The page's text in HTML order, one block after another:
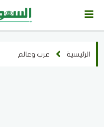
الرئيسية عرب وعالم